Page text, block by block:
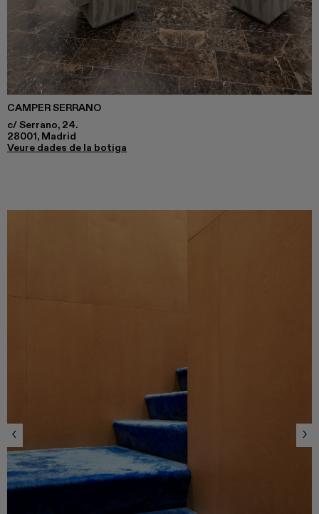
CAMPER SERRANO
c/ Serrano, 24.
28001, Madrid
Veure dades de la botiga